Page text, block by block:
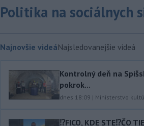
Politika na sociálnych
Najnovšie videáNajsledovanejšie videá
Kontrolný deň na
pokrok...
dnes 18:09 | Ministerstvo
⁉️FICO, KDE STE⁉️ČO